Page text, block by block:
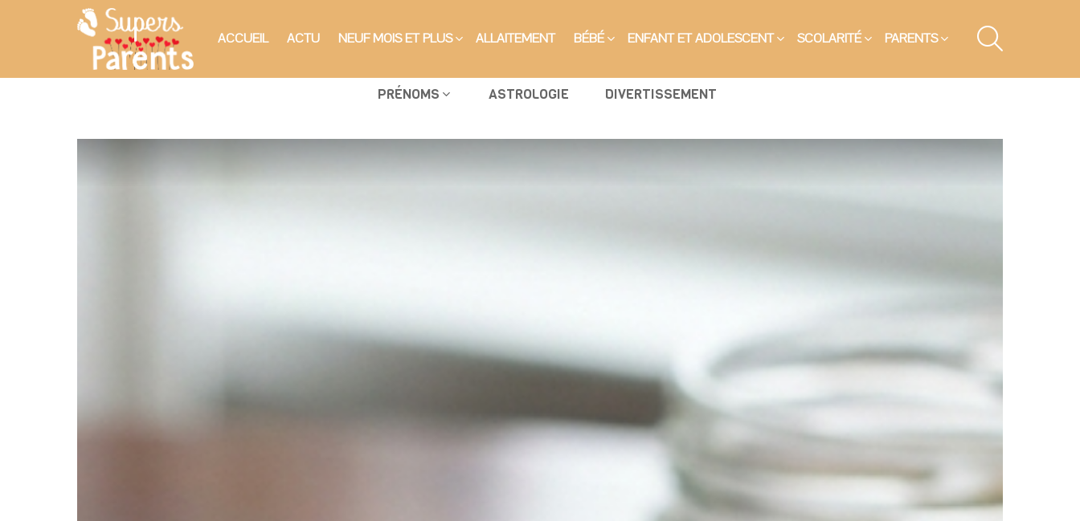
ACCUEIL ACTU NEUF MOIS ET PLUS ALLAITEMENT BÉBÉ ENFANT ET ADOLESCENT SCOLARITÉ PARENTS
PRÉNOMS ASTROLOGIE DIVERTISSEMENT